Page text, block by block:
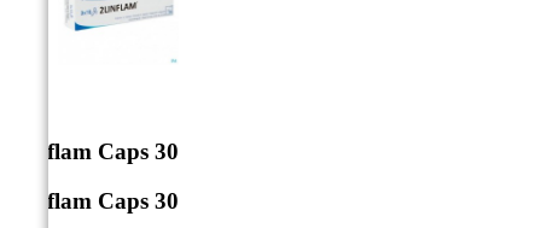
2linflam Caps 30
2linflam Caps 30